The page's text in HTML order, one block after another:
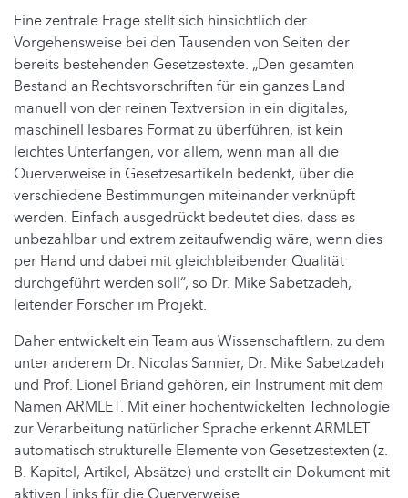
Eine zentrale Frage stellt sich hinsichtlich der
Vorgehensweise bei den Tausenden von Seiten der
bereits bestehenden Gesetzestexte. „Den gesamten
Bestand an Rechtsvorschriften für ein ganzes Land
manuell von der reinen Textversion in ein digitales,
maschinell lesbares Format zu überführen, ist kein
leichtes Unterfangen, vor allem, wenn man all die
Querverweise in Gesetzesartikeln bedenkt, über die
verschiedene Bestimmungen miteinander verknüpft
werden. Einfach ausgedrückt bedeutet dies, dass es
unbezahlbar und extrem zeitaufwendig wäre, wenn dies
per Hand und dabei mit gleichbleibender Qualität
durchgeführt werden soll“, so Dr. Mike Sabetzadeh,
leitender Forscher im Projekt.
Daher entwickelt ein Team aus Wissenschaftlern, zu dem
unter anderem Dr. Nicolas Sannier, Dr. Mike Sabetzadeh
und Prof. Lionel Briand gehören, ein Instrument mit dem
Namen ARMLET. Mit einer hochentwickelten Technologie
zur Verarbeitung natürlicher Sprache erkennt ARMLET
automatisch strukturelle Elemente von Gesetzestexten (z.
B. Kapitel, Artikel, Absätze) und erstellt ein Dokument mit